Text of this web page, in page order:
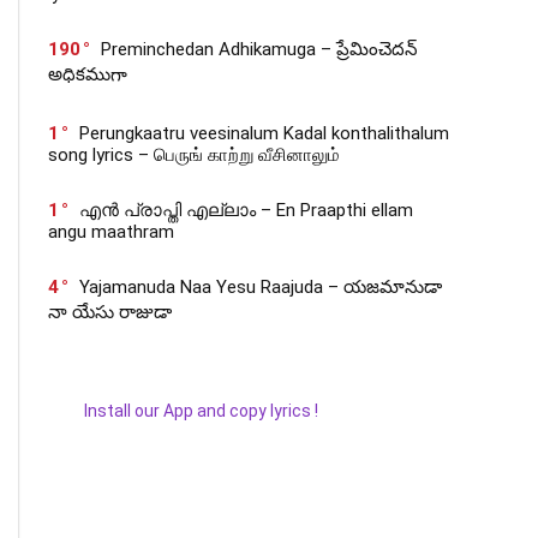
190
Preminchedan Adhikamuga – ప్రేమించెదన్
అధికముగా
1
Perungkaatru veesinalum Kadal konthalithalum
song lyrics – பெருங் காற்று வீசினாலும்
1
എൻ പ്രാപ്തി എല്ലാം – En Praapthi ellam
angu maathram
4
Yajamanuda Naa Yesu Raajuda – యజమానుడా
నా యేసు రాజుడా
Install our App and copy lyrics !